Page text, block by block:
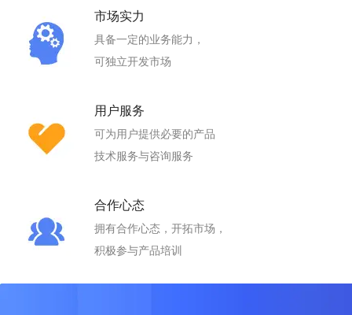
市场实力
具备一定的业务能力，
可独立开发市场
用户服务
可为用户提供必要的产品
技术服务与咨询服务
合作心态
拥有合作心态，开拓市场，
积极参与产品培训